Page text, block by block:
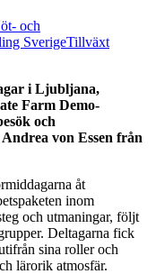
och
SverigeTillväxt
i Ljubljana,
Farm Demo-
och
von Essen från
åt
inom
och utmaningar, följt
Deltagarna fick
sina roller och
lärorik atmosfär.